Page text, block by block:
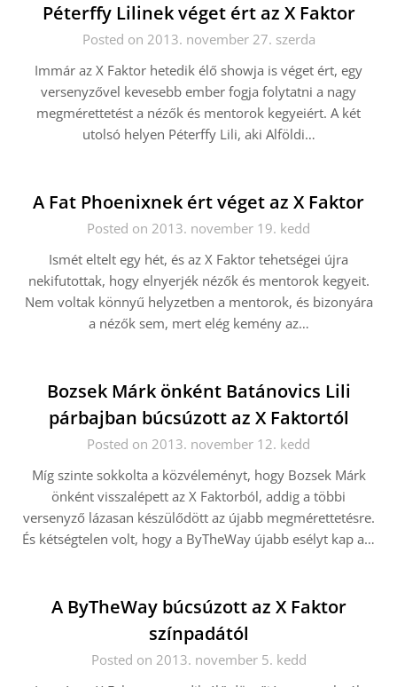
Péterffy Lilinek véget ért az X Faktor
Posted on 2013. november 27. szerda
Immár az X Faktor hetedik élő showja is véget ért, egy
versenyzővel kevesebb ember fogja folytatni a nagy
megmérettetést a nézők és mentorok kegyeiért. A két
utolsó helyen Péterffy Lili, aki Alföldi…
A Fat Phoenixnek ért véget az X Faktor
Posted on 2013. november 19. kedd
Ismét eltelt egy hét, és az X Faktor tehetségei újra
nekifutottak, hogy elnyerjék nézők és mentorok kegyeit.
Nem voltak könnyű helyzetben a mentorok, és bizonyára
a nézők sem, mert elég kemény az…
Bozsek Márk önként Batánovics Lili
párbajban búcsúzott az X Faktortól
Posted on 2013. november 12. kedd
Míg szinte sokkolta a közvéleményt, hogy Bozsek Márk
önként visszalépett az X Faktorból, addig a többi
versenyző lázasan készülődött az újabb megmérettetésre.
És kétségtelen volt, hogy a ByTheWay újabb esélyt kap a…
A ByTheWay búcsúzott az X Faktor
színpadától
Posted on 2013. november 5. kedd